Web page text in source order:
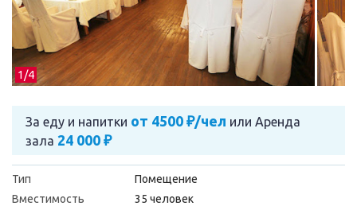
1/4
За еду и напитки от 4500 ₽/чел или Аренда
зала 24 000 ₽
Тип
Помещение
Вместимость
35 человек